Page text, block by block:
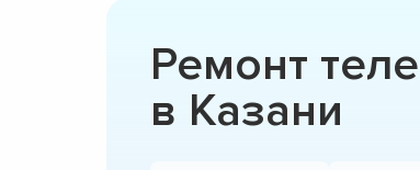
Ремонт
в Казани